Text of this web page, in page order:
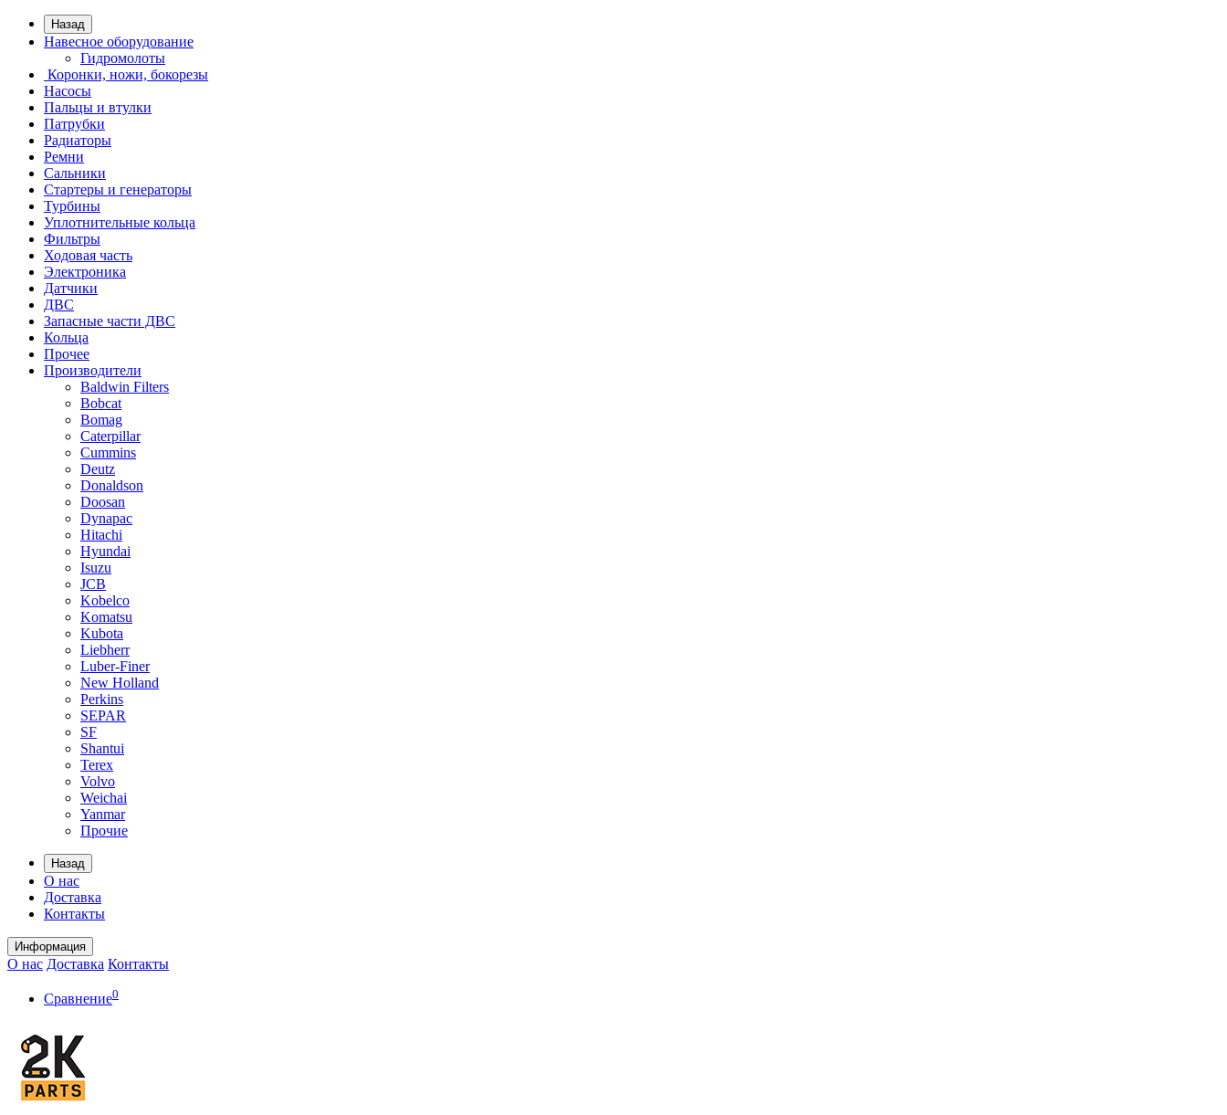
Назад
Навесное оборудование
Гидромолоты
Коронки, ножи, бокорезы
Насосы
Пальцы и втулки
Патрубки
Радиаторы
Ремни
Сальники
Стартеры и генераторы
Турбины
Уплотнительные кольца
Фильтры
Ходовая часть
Электроника
Датчики
ДВС
Запасные части ДВС
Кольца
Прочее
Производители
Baldwin Filters
Bobcat
Bomag
Caterpillar
Cummins
Deutz
Donaldson
Doosan
Dynapac
Hitachi
Hyundai
Isuzu
JCB
Kobelco
Komatsu
Kubota
Liebherr
Luber-Finer
New Holland
Perkins
SEPAR
SF
Shantui
Terex
Volvo
Weichai
Yanmar
Прочие
Назад
О нас
Доставка
Контакты
Информация
О нас Доставка Контакты
Сравнение0